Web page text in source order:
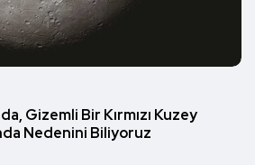
Gizemli Bir Kırmızı Kuzey
Nedenini Biliyoruz